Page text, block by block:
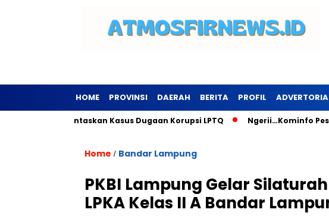
HOME PROVINSI DAERAH BERITA PROFIL
Tuntaskan Kasus Dugaan Korupsi LPTQ Ngerii…Kominfo Pesawaran
Home / Bandar Lampung
PKBI Lampung Gelar
LPKA Kelas II A Bandar